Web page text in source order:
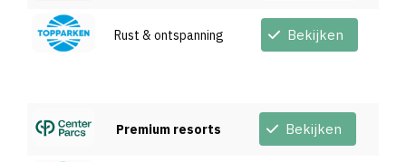
Rust & ontspanning Bekijken
Premium resorts Bekijken